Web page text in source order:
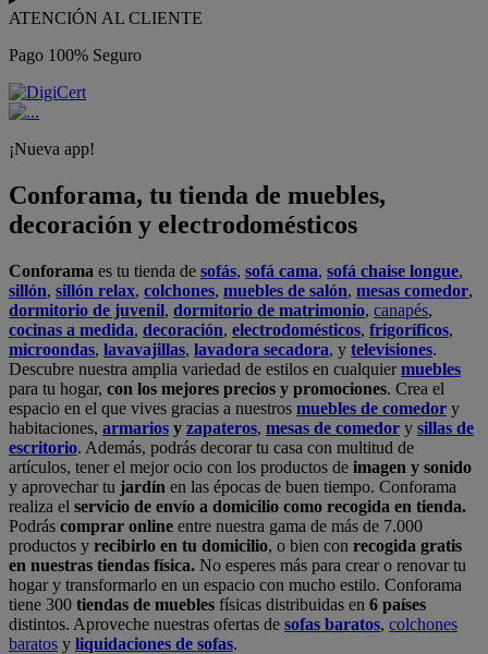
ATENCIÓN AL CLIENTE
Pago 100% Seguro
¡Nueva app!
Conforama, tu tienda de muebles,
decoración y electrodomésticos
Conforama es tu tienda de sofás, sofá cama, sofá chaise longue,
sillón, sillón relax, colchones, muebles de salón, mesas comedor,
dormitorio de juvenil, dormitorio de matrimonio, canapés,
cocinas a medida, decoración, electrodomésticos, frigoríficos,
microondas, lavavajillas, lavadora secadora, y televisiones.
Descubre nuestra amplia variedad de estilos en cualquiermuebles
para tu hogar, con los mejores precios y promociones. Crea el
espacio en el que vives gracias a nuestros muebles de comedor y
habitaciones, armarios y zapateros, mesas de comedor y sillas de
escritorio. Además, podrás decorar tu casa con multitud de
artículos, tener el mejor ocio con los productos de imagen y sonido
y aprovechar tu jardín en las épocas de buen tiempo. Conforama
realiza el servicio de envío a domicilio como recogida en tienda.
Podrás comprar online entre nuestra gama de más de 7.000
productos y recibirlo en tu domicilio, o bien con recogida gratis
en nuestras tiendas física. No esperes más para crear o renovar tu
hogar y transformarlo en un espacio con mucho estilo. Conforama
tiene 300 tiendas de muebles físicas distribuidas en 6 países
distintos. Aproveche nuestras ofertas de sofas baratos, colchones
baratos y liquidaciones de sofas.